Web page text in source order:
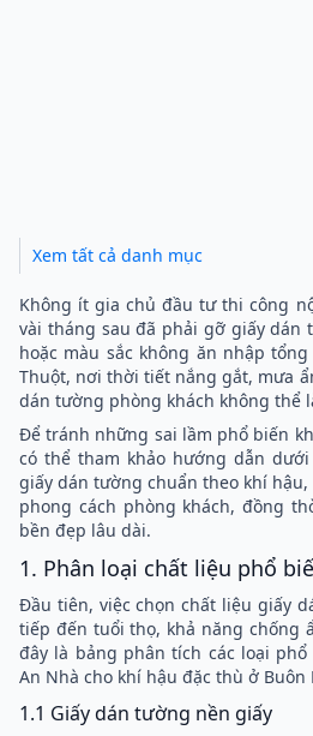
Xem tất cả danh mục
Không ít gia chủ đầu tư thi công
vài tháng sau đã phải gỡ giấy dán
hoặc màu sắc không ăn nhập
Thuột, nơi thời tiết nắng gắt, mưa
dán tường phòng khách không thể
Để tránh những sai lầm phổ biến
có thể tham khảo hướng dẫn
giấy dán tường chuẩn theo khí
phong cách phòng khách, đồng
bền đẹp lâu dài.
1. Phân loại chất liệu phổ
Đầu tiên, việc chọn chất liệu giấy
tiếp đến tuổi thọ, khả năng chống
đây là bảng phân tích các loại
An Nhà cho khí hậu đặc thù ở Buôn
1.1 Giấy dán tường nền giấy